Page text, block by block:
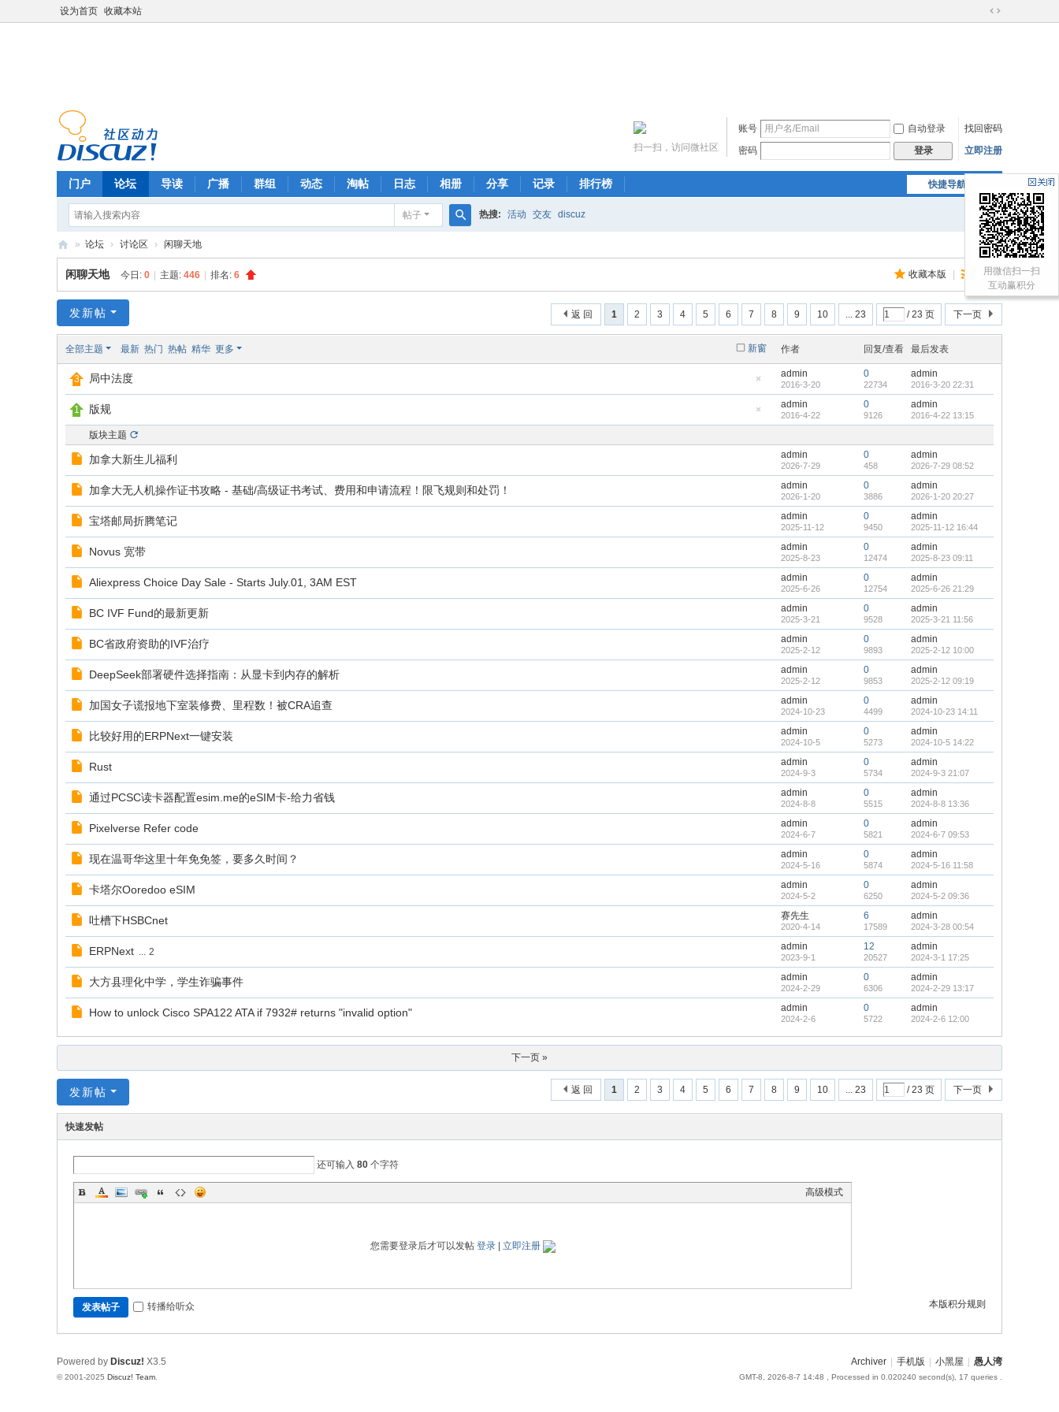
设为首页 收藏本站
切
账号 自动登录
找回密码
密码
登录 立即注册
扫一扫，访问微社区
快捷导航
门户 论坛 导读 广播 群组 动态 淘帖 日志 相册 分享 记录 排行榜
帖子
索
热搜: 活动 交友 discuz
oo
ba
» 论坛 › 讨论区 › 闲聊天地
收藏本版 订阅
闲聊天地 今日: 0 主题: 446 排名: 6
1 2 3 4 5 6 7 8 9 10 ... 23 / 23 页 下一页
返 回
发新帖
新窗
全部主题 最新 热门 热帖 精华 更多 作者 回复/查看 最后发表
藏
置
帖
局中法度 admin
2016-3-20
0
22734
admin
2016-3-20 22:31
藏
顶
版规 admin
2016-4-22
0
9126
admin
2016-4-22 13:15
版块主题
加拿大新生儿福利 admin
2026-7-29
0
458
admin
2026-7-29 08:52
加拿大无人机操作证书攻略 - 基础/高级证书考试、费用和申请流程！限飞规则和处罚！ admin
2026-1-20
0
3886
admin
2026-1-20 20:27
宝塔邮局折腾笔记 admin
2025-11-12
0
9450
admin
2025-11-12 16:44
Novus 宽带 admin
2025-8-23
0
12474
admin
2025-8-23 09:11
Aliexpress Choice Day Sale - Starts July.01, 3AM EST admin
2025-6-26
0
12754
admin
2025-6-26 21:29
BC IVF Fund的最新更新 admin
2025-3-21
0
9528
admin
2025-3-21 11:56
BC省政府资助的IVF治疗 admin
2025-2-12
0
9893
admin
2025-2-12 10:00
DeepSeek部署硬件选择指南：从显卡到内存的解析 admin
2025-2-12
0
9853
admin
2025-2-12 09:19
加国女子谎报地下室装修费、里程数！被CRA追查 admin
2024-10-23
0
4499
admin
2024-10-23 14:11
比较好用的ERPNext一键安装 admin
2024-10-5
0
5273
admin
2024-10-5 14:22
Rust admin
2024-9-3
0
5734
admin
2024-9-3 21:07
通过PCSC读卡器配置esim.me的eSIM卡-给力省钱 admin
2024-8-8
0
5515
admin
2024-8-8 13:36
Pixelverse Refer code admin
2024-6-7
0
5821
admin
2024-6-7 09:53
现在温哥华这里十年免免签，要多久时间？ admin
2024-5-16
0
5874
admin
2024-5-16 11:58
卡塔尔Ooredoo eSIM admin
2024-5-2
0
6250
admin
2024-5-2 09:36
吐槽下HSBCnet 赛先生
2020-4-14
6
17589
admin
2024-3-28 00:54
ERPNext ... 2 admin
2023-9-1
12
20527
admin
2024-3-1 17:25
大方县理化中学，学生诈骗事件 admin
2024-2-29
0
6306
admin
2024-2-29 13:17
How to unlock Cisco SPA122 ATA if 7932# returns "invalid option" admin
2024-2-6
0
5722
admin
2024-2-6 12:00
下一页 »
1 2 3 4 5 6 7 8 9 10 ... 23 / 23 页 下一页
返 回
发新帖
快速发帖
还可输入 80 个字符
高级模式
您需要登录后才可以发帖 登录| 立即注册
本版积分规则
发表帖子 转播给听众
用微信扫一扫
互动赢积分
Archiver 手机版 小黑屋 愚人湾
GMT-8, 2026-8-7 14:48 , Processed in 0.020240 second(s), 17 queries .
Powered by Discuz! X3.5
© 2001-2025 Discuz! Team